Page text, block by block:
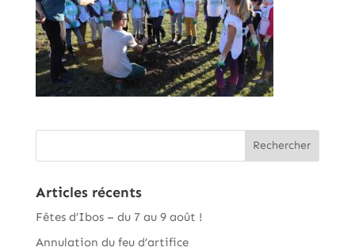
Articles récents
Fêtes d’Ibos – du 7 au 9 août !
Annulation du feu d’artifice